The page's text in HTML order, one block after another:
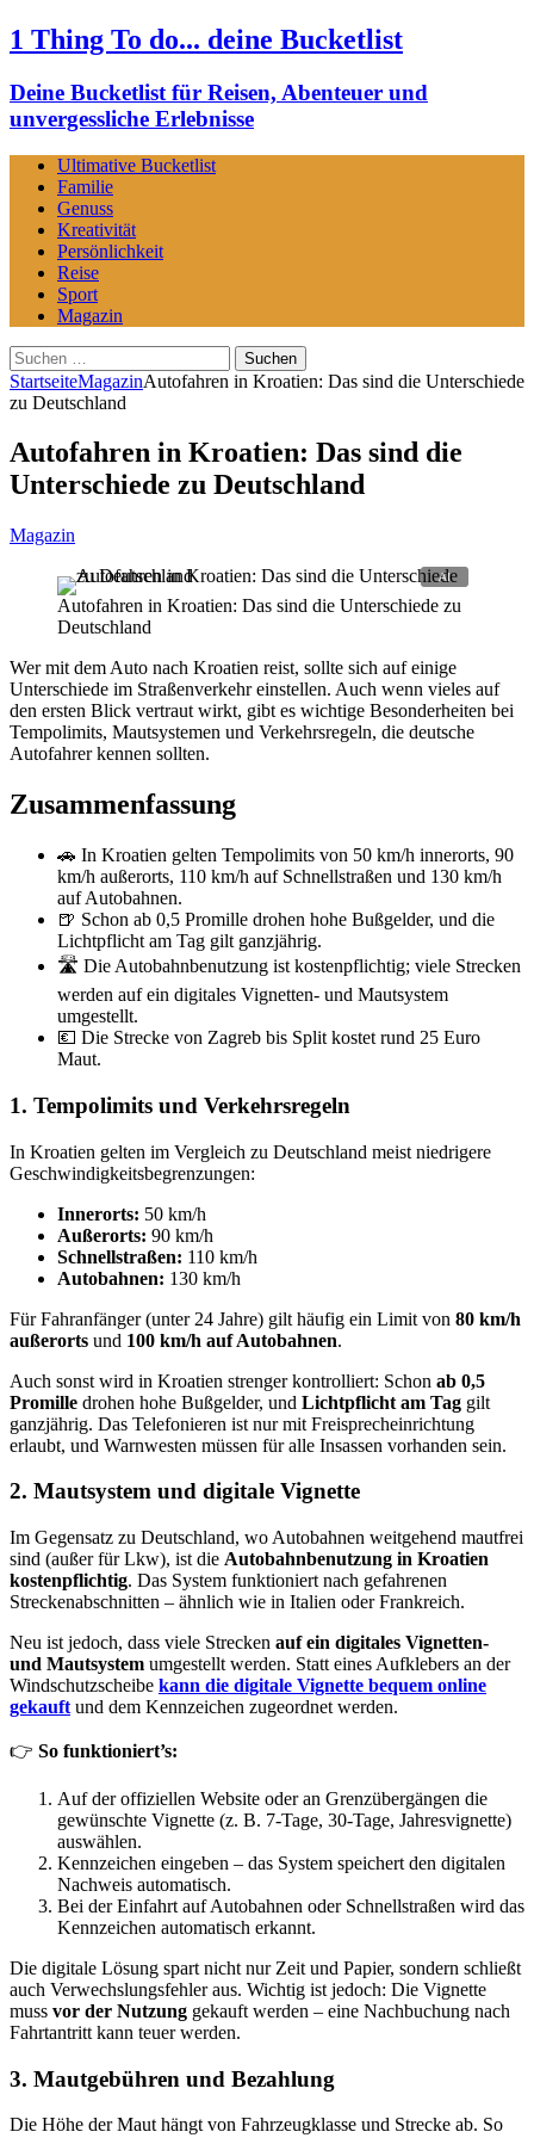
1 Thing To do... deine Bucketlist
Deine Bucketlist für Reisen, Abenteuer und
unvergessliche Erlebnisse
Ultimative Bucketlist
Familie
Genuss
Kreativität
Persönlichkeit
Reise
Sport
Magazin
Suchen
nach:
StartseiteMagazinAutofahren in Kroatien: Das sind die Unterschiede
zu Deutschland
Autofahren in Kroatien: Das sind die
Unterschiede zu Deutschland
Magazin
Autofahren in Kroatien: Das sind die Unterschiede zu
Deutschland
Wer mit dem Auto nach Kroatien reist, sollte sich auf einige
Unterschiede im Straßenverkehr einstellen. Auch wenn vieles auf
den ersten Blick vertraut wirkt, gibt es wichtige Besonderheiten bei
Tempolimits, Mautsystemen und Verkehrsregeln, die deutsche
Autofahrer kennen sollten.
Zusammenfassung
🚗 In Kroatien gelten Tempolimits von 50 km/h innerorts, 90
km/h außerorts, 110 km/h auf Schnellstraßen und 130 km/h
auf Autobahnen.
🍺 Schon ab 0,5 Promille drohen hohe Bußgelder, und die
Lichtpflicht am Tag gilt ganzjährig.
🛣️ Die Autobahnbenutzung ist kostenpflichtig; viele Strecken
werden auf ein digitales Vignetten- und Mautsystem
umgestellt.
💶 Die Strecke von Zagreb bis Split kostet rund 25 Euro
Maut.
1. Tempolimits und Verkehrsregeln
In Kroatien gelten im Vergleich zu Deutschland meist niedrigere
Geschwindigkeitsbegrenzungen:
Innerorts: 50 km/h
Außerorts: 90 km/h
Schnellstraßen: 110 km/h
Autobahnen: 130 km/h
Für Fahranfänger (unter 24 Jahre) gilt häufig ein Limit von 80 km/h
außerorts und 100 km/h auf Autobahnen.
Auch sonst wird in Kroatien strenger kontrolliert: Schon ab 0,5
Promille drohen hohe Bußgelder, und Lichtpflicht am Tag gilt
ganzjährig. Das Telefonieren ist nur mit Freisprecheinrichtung
erlaubt, und Warnwesten müssen für alle Insassen vorhanden sein.
2. Mautsystem und digitale Vignette
Im Gegensatz zu Deutschland, wo Autobahnen weitgehend mautfrei
sind (außer für Lkw), ist die Autobahnbenutzung in Kroatien
kostenpflichtig. Das System funktioniert nach gefahrenen
Streckenabschnitten – ähnlich wie in Italien oder Frankreich.
Neu ist jedoch, dass viele Strecken auf ein digitales Vignetten-
und Mautsystem umgestellt werden. Statt eines Aufklebers an der
Windschutzscheibe kann die digitale Vignette bequem online
gekauft und dem Kennzeichen zugeordnet werden.
👉 So funktioniert’s:
Auf der offiziellen Website oder an Grenzübergängen die
gewünschte Vignette (z. B. 7-Tage, 30-Tage, Jahresvignette)
auswählen.
Kennzeichen eingeben – das System speichert den digitalen
Nachweis automatisch.
Bei der Einfahrt auf Autobahnen oder Schnellstraßen wird das
Kennzeichen automatisch erkannt.
Die digitale Lösung spart nicht nur Zeit und Papier, sondern schließt
auch Verwechslungsfehler aus. Wichtig ist jedoch: Die Vignette
muss vor der Nutzung gekauft werden – eine Nachbuchung nach
Fahrtantritt kann teuer werden.
3. Mautgebühren und Bezahlung
Die Höhe der Maut hängt von Fahrzeugklasse und Strecke ab. So